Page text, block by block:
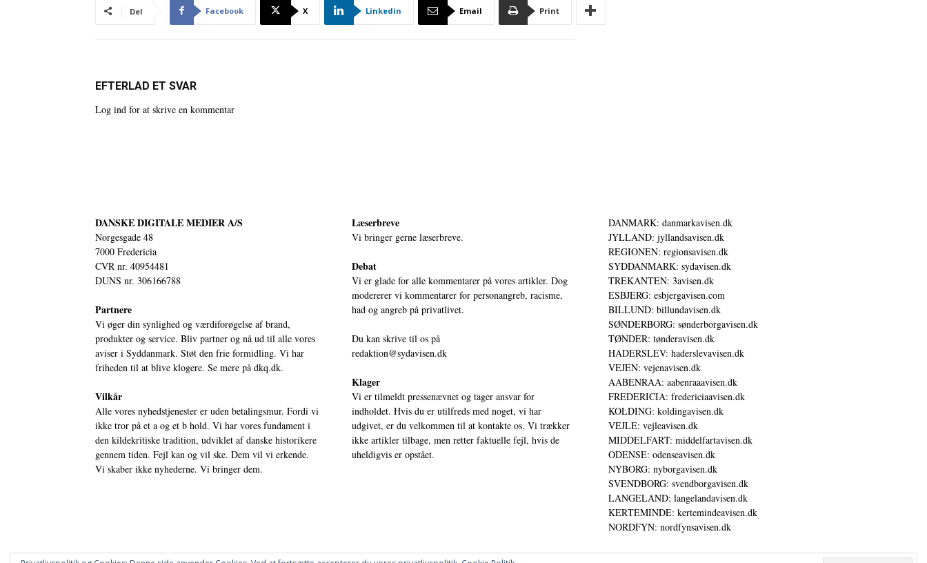
Del Facebook X Linkedin Email Print
EFTERLAD ET SVAR
Log ind for at skrive en kommentar
DANSKE DIGITALE MEDIER A/S
Norgesgade 48
7000 Fredericia
CVR nr. 40954481
DUNS nr. 306166788
Partnere
Vi øger din synlighed og værdiforøgelse af brand,
produkter og service. Bliv partner og nå ud til alle vores
aviser i Syddanmark. Støt den frie formidling. Vi har
friheden til at blive klogere. Se mere på dkq.dk.
Vilkår
Alle vores nyhedstjenester er uden betalingsmur. Fordi vi
ikke tror på et a og et b hold. Vi har vores fundament i
den kildekritiske tradition, udviklet af danske historikere
gennem tiden. Fejl kan og vil ske. Dem vil vi erkende.
Vi skaber ikke nyhederne. Vi bringer dem.
Læserbreve
Vi bringer gerne læserbreve.
Debat
Vi er glade for alle kommentarer på vores artikler. Dog
modererer vi kommentarer for personangreb, racisme,
had og angreb på privatlivet.
Du kan skrive til os på
redaktion@sydavisen.dk
Klager
Vi er tilmeldt pressenævnet og tager ansvar for
indholdet. Hvis du er utilfreds med noget, vi har
udgivet, er du velkommen til at kontakte os. Vi trækker
ikke artikler tilbage, men retter faktuelle fejl, hvis de
uheldigvis er opstået.
DANMARK: danmarkavisen.dk
JYLLAND: jyllandsavisen.dk
REGIONEN: regionsavisen.dk
SYDDANMARK: sydavisen.dk
TREKANTEN: 3avisen.dk
ESBJERG: esbjergavisen.com
BILLUND: billundavisen.dk
SØNDERBORG: sønderborgavisen.dk
TØNDER: tønderavisen.dk
HADERSLEV: haderslevavisen.dk
VEJEN: vejenavisen.dk
AABENRAA: aabenraaavisen.dk
FREDERICIA: fredericiaavisen.dk
KOLDING: koldingavisen.dk
VEJLE: vejleavisen.dk
MIDDELFART: middelfartavisen.dk
ODENSE: odenseavisen.dk
NYBORG: nyborgavisen.dk
SVENDBORG: svendborgavisen.dk
LANGELAND: langelandavisen.dk
KERTEMINDE: kertemindeavisen.dk
NORDFYN: nordfynsavisen.dk